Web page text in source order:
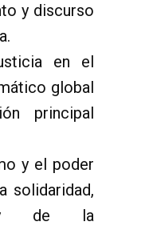
y discurso
en el
global
principal
y el poder
solidaridad,
y de la